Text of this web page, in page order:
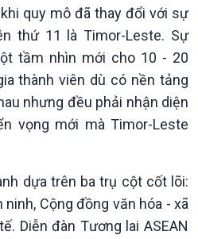
Thế giới
Tin thế giới
Vấn đề quốc tế
Thế giới & Việt Nam
Biên cương - Một dải vững
bền
quy mô đã thay đổi với sự
thứ 11 là Timor-Leste. Sự
tầm nhìn mới cho 10 - 20
thành viên dù có nền tảng
nhưng đều phải nhận diện
vọng mới mà Timor-Leste
dựa trên ba trụ cột cốt lõi:
Cộng đồng văn hóa - xã
Diễn đàn Tương lai ASEAN